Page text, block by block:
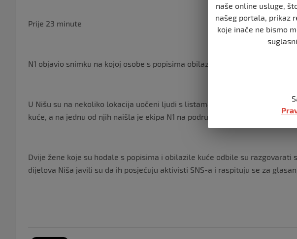
Prije 23 minute
N1 objavio snimku na kojoj osobe s popisima obilaze birače
U Nišu su na nekoliko lokacija uočeni ljudi s listama sličnim popisima
kuće, a na jednu od njih naišla je ekipa N1 na području općine Palilula.
Dvije žene koje su hodale s popisima i obilazile kuće odbile su razgovarati
dijelova Niša javili su da ih posjećuju aktivisti SNS-a i raspituju se za
naše online usluge,
našeg portala, prikaz
koje inače ne bismo